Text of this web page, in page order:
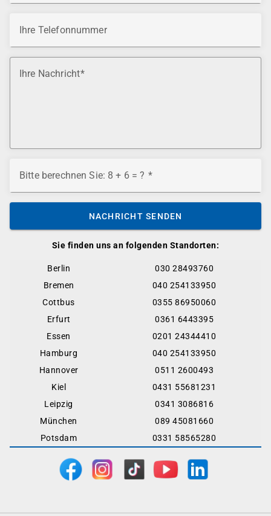
Sie finden uns an folgenden Standorten:
Berlin
030 28493760
Bremen
040 254133950
Cottbus
0355 86950060
Erfurt
0361 6443395
Essen
0201 24344410
Hamburg
040 254133950
Hannover
0511 2600493
Kiel
0431 55681231
Leipzig
0341 3086816
München
089 45081660
Potsdam
0331 58565280
Ihre Telefonnummer
Ihre Nachricht
Bitte berechnen Sie: 8 + 6 = ?
NACHRICHT SENDEN